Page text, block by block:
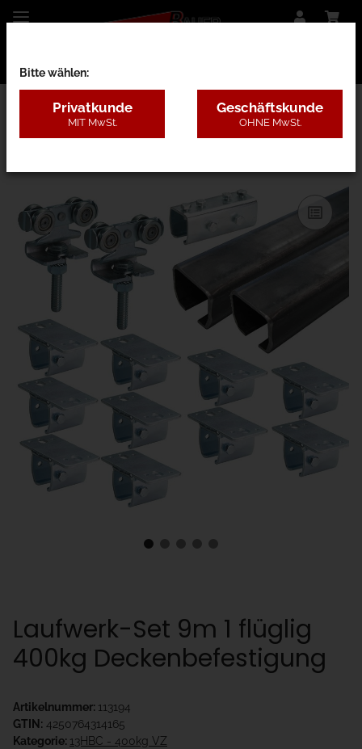
13HBC - 400kg VZ
Laufwerk-Set 9m 1 flüglig
400kg Deckenbefestigung
Artikelnummer: 113194
GTIN: 4250764314165
Kategorie: 13HBC - 400kg VZ
Bitte wählen:
Privatkunde
MIT MwSt.
Geschäftskunde
OHNE MwSt.